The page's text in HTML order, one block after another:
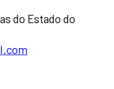
do Estado do